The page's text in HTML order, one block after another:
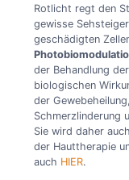
Rotlicht regt den
gewisse
geschädigten
der Behandlung der
biologischen
der
Schmerzlinderung
Sie wird daher
der Hauttherapie
auch HIER.